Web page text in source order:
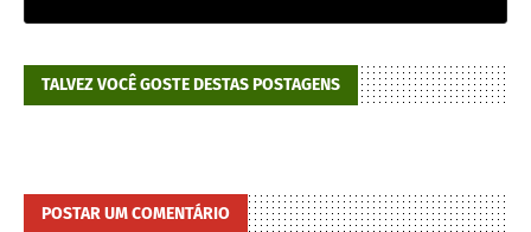
TALVEZ VOCÊ GOSTE DESTAS POSTAGENS
POSTAR UM COMENTÁRIO